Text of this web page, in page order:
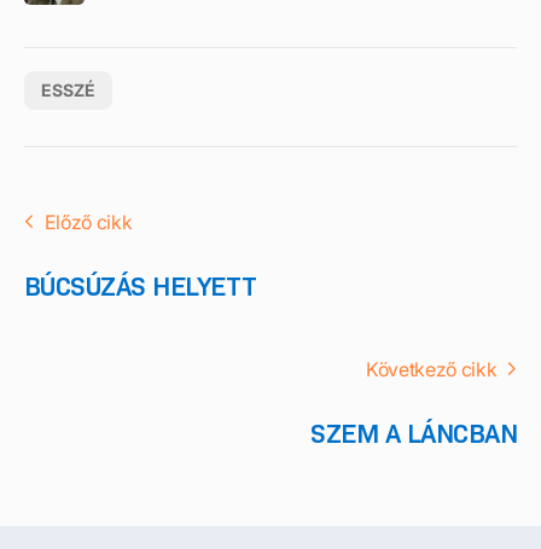
ESSZÉ
Előző cikk
BÚCSÚZÁS HELYETT
Következő cikk
SZEM A LÁNCBAN